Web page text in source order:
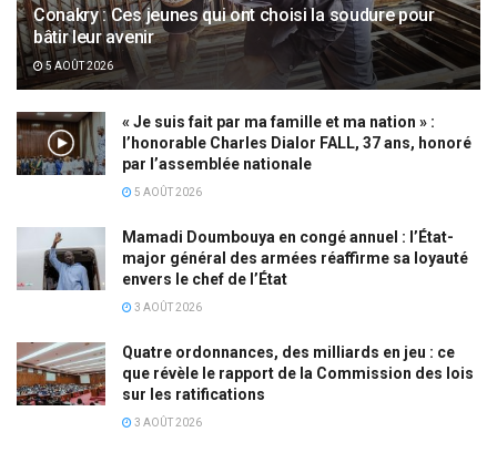
Conakry : Ces jeunes qui ont choisi la soudure pour
bâtir leur avenir
5 AOÛT 2026
« Je suis fait par ma famille et ma nation » :
l’honorable Charles Dialor FALL, 37 ans, honoré
par l’assemblée nationale
5 AOÛT 2026
Mamadi Doumbouya en congé annuel : l’État-
major général des armées réaffirme sa loyauté
envers le chef de l’État
3 AOÛT 2026
Quatre ordonnances, des milliards en jeu : ce
que révèle le rapport de la Commission des lois
sur les ratifications
3 AOÛT 2026